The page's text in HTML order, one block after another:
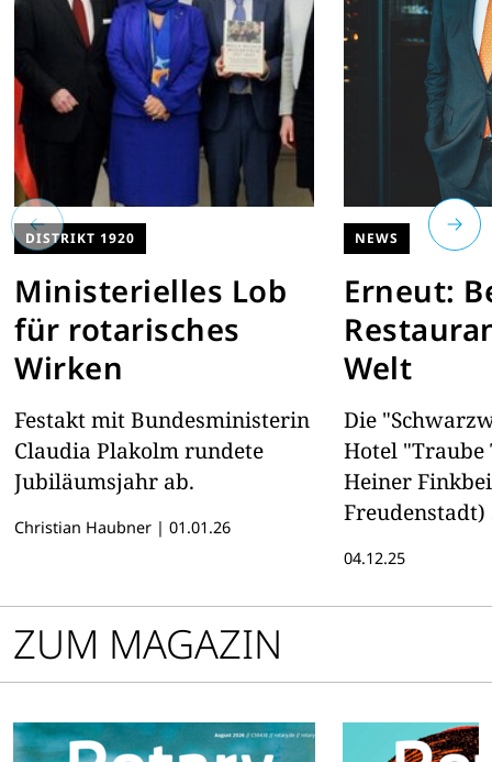
DISTRIKT 1920
Ministerielles Lob
für rotarisches
Wirken
Festakt mit Bundesministerin
Claudia Plakolm rundete
Jubiläumsjahr ab.
Christian Haubner | 01.01.26
NEWS
Erneut:
Welt
Die
Hotel "Traube
Heiner
an der Spitze
Restaurants.
04.12.25
ZUM MAGAZIN